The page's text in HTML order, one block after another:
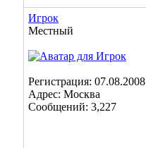
Игрок
Местный
Регистрация: 07.08.2008
Адрес: Москва
Сообщений: 3,227